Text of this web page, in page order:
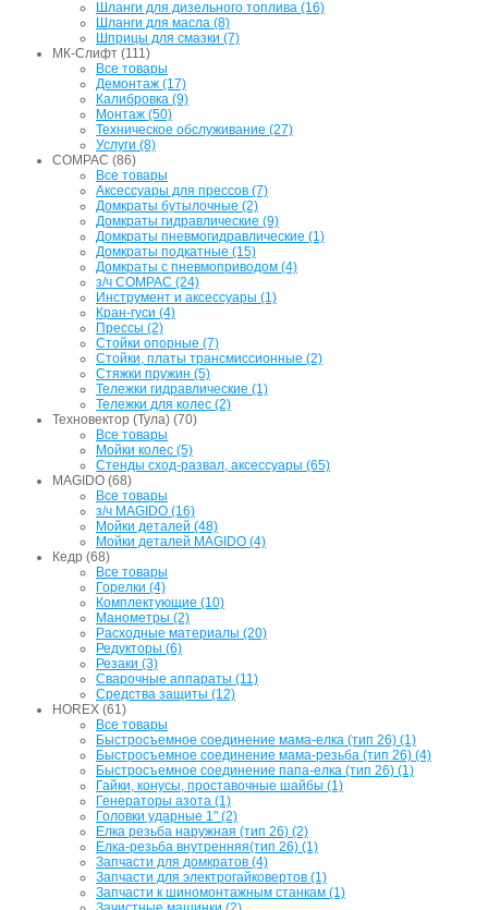
Шланги для дизельного топлива (16)
Шланги для масла (8)
Шприцы для смазки (7)
МК-Слифт (111)
Все товары
Демонтаж (17)
Калибровка (9)
Монтаж (50)
Техническое обслуживание (27)
Услуги (8)
COMPAC (86)
Все товары
Аксессуары для прессов (7)
Домкраты бутылочные (2)
Домкраты гидравлические (9)
Домкраты пневмогидравлические (1)
Домкраты подкатные (15)
Домкраты с пневмоприводом (4)
з/ч COMPAC (24)
Инструмент и аксессуары (1)
Кран-гуси (4)
Прессы (2)
Стойки опорные (7)
Стойки, платы трансмиссионные (2)
Стяжки пружин (5)
Тележки гидравлические (1)
Тележки для колес (2)
Техновектор (Тула) (70)
Все товары
Мойки колес (5)
Стенды сход-развал, аксессуары (65)
MAGIDO (68)
Все товары
з/ч MAGIDO (16)
Мойки деталей (48)
Мойки деталей MAGIDO (4)
Кедр (68)
Все товары
Горелки (4)
Комплектующие (10)
Манометры (2)
Расходные материалы (20)
Редукторы (6)
Резаки (3)
Сварочные аппараты (11)
Средства защиты (12)
HOREX (61)
Все товары
Быстросъемное соединение мама-елка (тип 26) (1)
Быстросъемное соединение мама-резьба (тип 26) (4)
Быстросъемное соединение папа-елка (тип 26) (1)
Гайки, конусы, проставочные шайбы (1)
Генераторы азота (1)
Головки ударные 1" (2)
Елка резьба наружная (тип 26) (2)
Елка-резьба внутренняя(тип 26) (1)
Запчасти для домкратов (4)
Запчасти для электрогайковертов (1)
Запчасти к шиномонтажным станкам (1)